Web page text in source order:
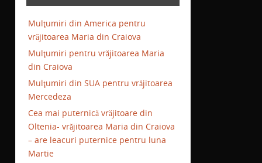
Mulţumiri din America pentru
vrăjitoarea Maria din Craiova
Mulţumiri pentru vrăjitoarea Maria
din Craiova
Mulţumiri din SUA pentru vrăjitoarea
Mercedeza
Cea mai puternică vrăjitoare din
Oltenia- vrăjitoarea Maria din Craiova
– are leacuri puternice pentru luna
Martie